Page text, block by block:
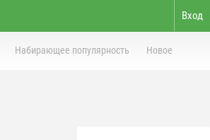
Вход
Набирающее популярность Новое